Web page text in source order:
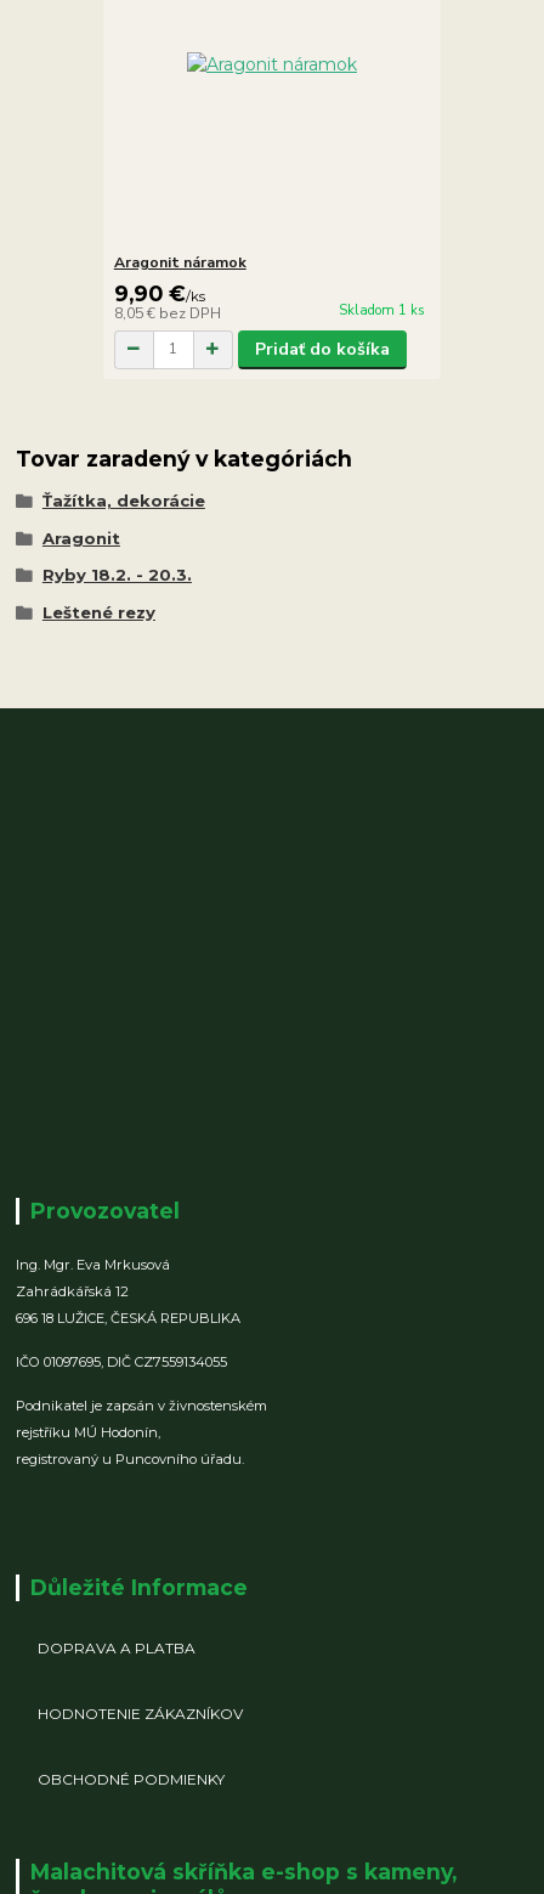
Aragonit náramok
9,90 €/ks
8,05 € bez DPH Skladom 1 ks
Pridať do košíka
Tovar zaradený v kategóriách
Ťažítka, dekorácie
Aragonit
Ryby 18.2. - 20.3.
Leštené rezy
Provozovatel
Ing. Mgr. Eva Mrkusová
Zahrádkářská 12
696 18 LUŽICE,ČESKÁ REPUBLIKA
IČO 01097695, DIČ CZ7559134055
Podnikatel je zapsán v živnostenském
rejstříku MÚ Hodonín,
registrovaný u Puncovního úřadu.
Důležité Informace
DOPRAVA A PLATBA
HODNOTENIE ZÁKAZNÍKOV
OBCHODNÉ PODMIENKY
Malachitová skříňka e-shop s kameny,